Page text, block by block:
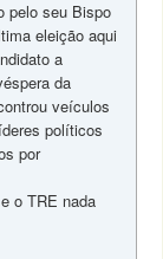
pelo seu Bispo
eleição aqui
a
da
veículos
políticos
por
o TRE nada